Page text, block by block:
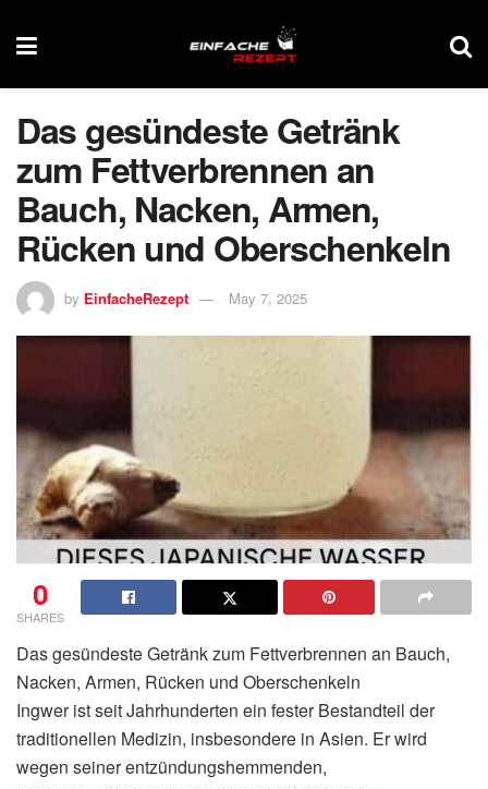
Das gesündeste Getränk
zum Fettverbrennen an
Bauch, Nacken, Armen,
Rücken und Oberschenkeln
by EinfacheRezept May 7, 2025
0
SHARES
Das gesündeste Getränk zum Fettverbrennen an Bauch,
Nacken, Armen, Rücken und Oberschenkeln
Ingwer ist seit Jahrhunderten ein fester Bestandteil der
traditionellen Medizin, insbesondere in Asien. Er wird
wegen seiner entzündungshemmenden,